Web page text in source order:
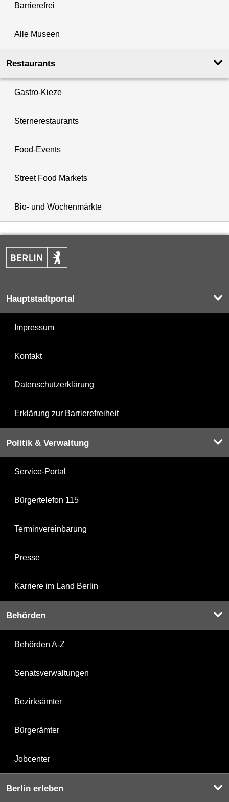
Barrierefrei
Alle Museen
Restaurants
Gastro-Kieze
Sternerestaurants
Food-Events
Street Food Markets
Bio- und Wochenmärkte
Hauptstadtportal
Impressum
Kontakt
Datenschutzerklärung
Erklärung zur Barrierefreiheit
Politik & Verwaltung
Service-Portal
Bürgertelefon 115
Terminvereinbarung
Presse
Karriere im Land Berlin
Behörden
Behörden A-Z
Senatsverwaltungen
Bezirksämter
Bürgerämter
Jobcenter
Berlin erleben